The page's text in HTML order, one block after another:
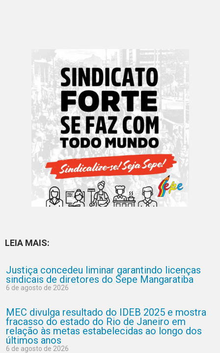
LEIA MAIS:
Justiça concedeu liminar garantindo licenças
sindicais de diretores do Sepe Mangaratiba
6 de agosto de 2026
MEC divulga resultado do IDEB 2025 e mostra
fracasso do estado do Rio de Janeiro em
relação às metas estabelecidas ao longo dos
últimos anos
6 de agosto de 2026